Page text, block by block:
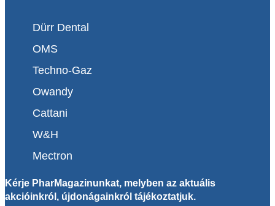
Dürr Dental
OMS
Techno-Gaz
Owandy
Cattani
W&H
Mectron
Kérje PharMagazinunkat, melyben az aktuális
akcióinkról, újdonágainkról tájékoztatjuk.